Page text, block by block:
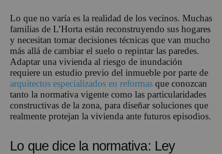
Lo que no varía es la realidad de los vecinos. Muchas
familias de L’Horta están reconstruyendo sus hogares
y necesitan tomar decisiones técnicas que van mucho
más allá de cambiar el suelo o repintar las paredes.
Adaptar una vivienda al riesgo de inundación
requiere un estudio previo del inmueble por parte de
arquitectos especializados en reformas que conozcan
tanto la normativa vigente como las particularidades
constructivas de la zona, para diseñar soluciones que
realmente protejan la vivienda ante futuros episodios.
Lo que dice la normativa: Ley